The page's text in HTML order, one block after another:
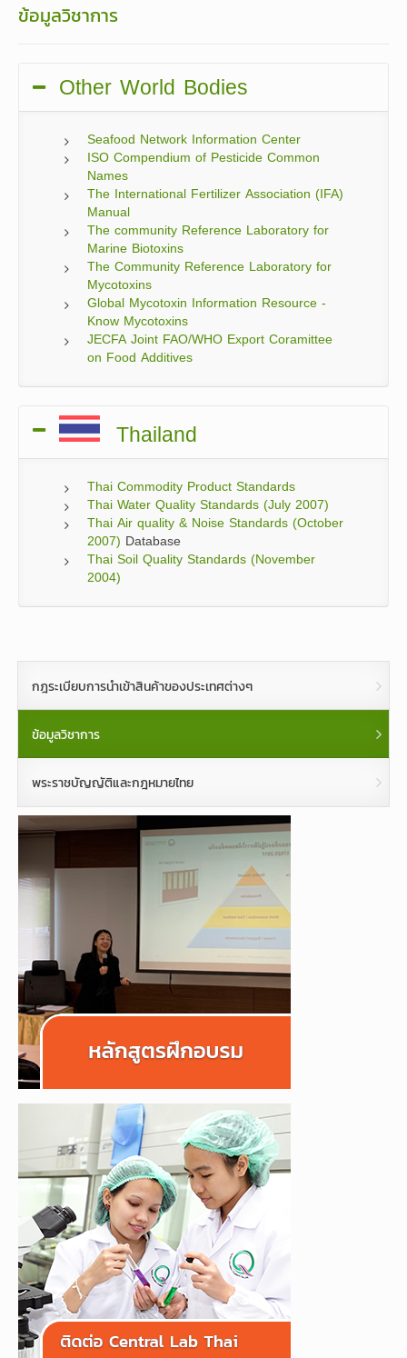
ข้อมูลวิชาการ
Other World Bodies
Seafood Network Information Center
ISO Compendium of Pesticide Common
Names
The International Fertilizer Association (IFA)
Manual
The community Reference Laboratory for
Marine Biotoxins
The Community Reference Laboratory for
Mycotoxins
Global Mycotoxin Information Resource -
Know Mycotoxins
JECFA Joint FAO/WHO Export Coramittee
on Food Additives
Thailand
Thai Commodity Product Standards
Thai Water Quality Standards (July 2007)
Thai Air quality & Noise Standards (October
2007) Database
Thai Soil Quality Standards (November
2004)
กฎระเบียบการนำเข้าสินค้าของประเทศต่างๆ
ข้อมูลวิชาการ
พระราชบัญญัติและกฎหมายไทย